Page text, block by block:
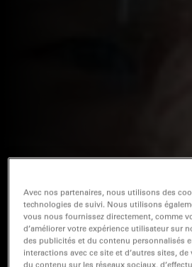
Avec nos partenaires, nous utilisons des
technologies de suivi. Nous utilisons
vous nous fournissez directement, comme
d’améliorer votre expérience utilisateur sur
des publicités et du contenu personnalisés
interactions avec ce site et d’autres sites,
du contenu sur les réseaux sociaux,